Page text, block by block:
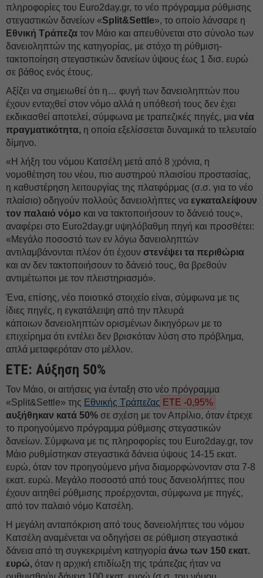
πληροφορίες του Euro2day.gr, το νέο πρόγραμμα ρύθμισης
στεγαστικών δανείων «Split&Settle», το οποίο λάνσαρε η
Εθνική Τράπεζα τον Μάιο και απευθύνεται στο σύνολο των
δανειοληπτών της κατηγορίας, με στόχο τη ρύθμιση-
τακτοποίηση στεγαστικών δανείων ύψους έως 1 δισ. ευρώ
σε βάθος ενός έτους.
Αξίζει να σημειωθεί ότι η… φυγή των δανειοληπτών που
έχουν ενταχθεί στον νόμο αλλά η υπόθεσή τους δεν έχει
εκδικασθεί αποτελεί, σύμφωνα με τραπεζικές πηγές, μια νέα
πραγματικότητα, η οποία εξελίσσεται δυναμικά το τελευταίο
δίμηνο.
«Η λήξη του νόμου Κατσέλη μετά από 8 χρόνια, η
νομοθέτηση του νέου, πιο αυστηρού πλαισίου προστασίας,
η καθυστέρηση λειτουργίας της πλατφόρμας (σ.σ. για το νέο
πλαίσιο) οδηγούν πολλούς δανειολήπτες να εγκαταλείψουν
τον παλαιό νόμο και να τακτοποιήσουν το δάνειό τους»,
αναφέρει στο Euro2day.gr υψηλόβαθμη πηγή και προσθέτει:
«Μεγάλο ποσοστό των εν λόγω δανειοληπτών
αντιλαμβάνονται πλέον ότι έχουν στενέψει τα περιθώρια
και αν δεν τακτοποιήσουν το δάνειό τους, θα βρεθούν
αντιμέτωποι με τον πλειστηριασμό».
Ένα, επίσης, νέο ποιοτικό στοιχείο είναι, σύμφωνα με τις
ίδιες πηγές, η εγκατάλειψη από την πλευρά
κάποιων δανειοληπτών ορισμένων δικηγόρων με το
επιχείρημα ότι εντέλει δεν βρισκόταν λύση στο πρόβλημα,
απλά μεταφερόταν στο μέλλον.
ΕΤΕ: Αύξηση 50%
Τον Μάιο, οι αιτήσεις για ένταξη στο νέο πρόγραμμα
«Split&Settle» της Εθνικής Τράπεζας ΕΤΕ -0,95%
αυξήθηκαν κατά 50% σε σχέση με τον Απρίλιο, όταν έτρεχε
το προηγούμενο πρόγραμμα ρύθμισης στεγαστικών
δανείων. Σύμφωνα με τις πληροφορίες του Euro2day.gr, τον
Μάιο ρυθμίστηκαν στεγαστικά δάνεια ύψους 14-15 εκατ.
ευρώ, όταν τον προηγούμενο μήνα διαμορφώνονταν στα 7-8
εκατ. ευρώ. Μεγάλο ποσοστό από τους δανειολήπτες που
έχουν αιτηθεί ρύθμισης προέρχονται, σύμφωνα με πηγές,
από τον παλαιό νόμο Κατσέλη.
Η μεγάλη ανταπόκριση από τους δανειολήπτες του νόμου
Κατσέλη αναμένεται να οδηγήσει σε ρύθμιση στεγαστικά
δάνεια από τη συγκεκριμένη κατηγορία άνω των 150 εκατ.
ευρώ, όταν η αρχική επιδίωξη της τράπεζας ήταν να